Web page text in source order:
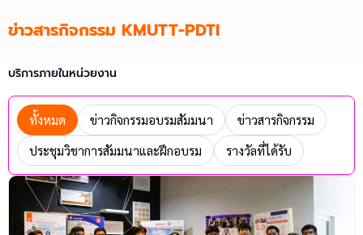
ข่าวสารกิจกรรม KMUTT-PDTI
บริการภายในหน่วยงาน
ทั้งหมด ข่าวกิจกรรมอบรมสัมมนา
ข่าวสารกิจกรรม
ประชุมวิชาการสัมมนาและฝึกอบรม
รางวัลที่ได้รับ